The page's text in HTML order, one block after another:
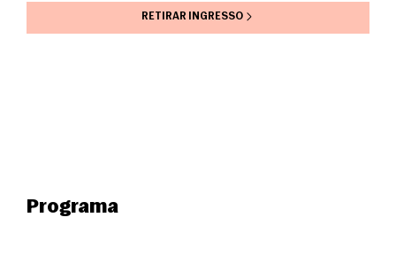
RETIRAR INGRESSO
Programa